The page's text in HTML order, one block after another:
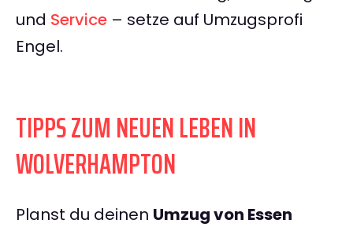
und Service – setze auf Umzugsprofi
Engel.
TIPPS ZUM NEUEN LEBEN IN
WOLVERHAMPTON
Planst du deinen Umzug von Essen